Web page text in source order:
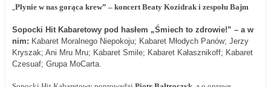
„Płynie w nas gorąca krew” – koncert Beaty Kozidrak i zespołu Bajm
Sopocki Hit Kabaretowy pod hasłem „Śmiech to zdrowie!” – a w
nim: Kabaret Moralnego Niepokoju; Kabaret Młodych Panów; Jerzy
Kryszak; Ani Mru Mru; Kabaret Smile; Kabaret Kałasznikoff; Kabaret
Czesuaf; Grupa MoCarta.